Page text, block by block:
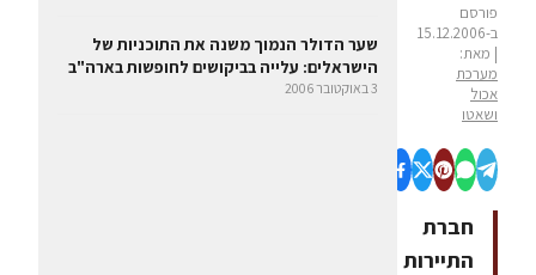
פורסם
ב-15.12.2006
| מאת:
מערכת
אכול
ושאטו
חברת
התיירות
שער הדולר הנמוך משנה את התוכניות של
הישראלים: עלייה בביקושים לחופשות בארה"ב
3 באוקטובר 2006